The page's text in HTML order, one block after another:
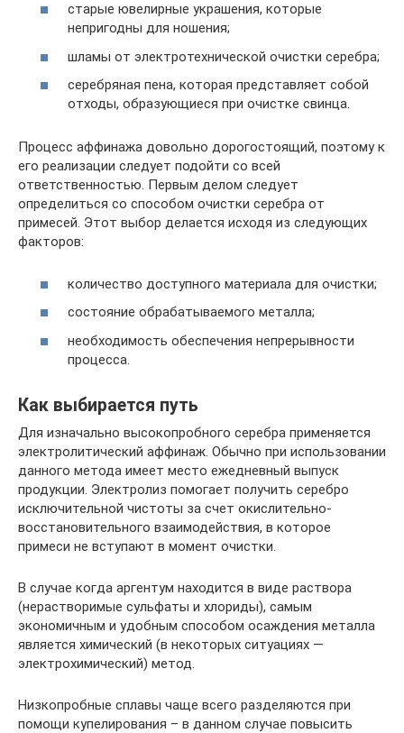
старые ювелирные украшения, которые
непригодны для ношения;
шламы от электротехнической очистки серебра;
серебряная пена, которая представляет собой
отходы, образующиеся при очистке свинца.
Процесс аффинажа довольно дорогостоящий, поэтому к
его реализации следует подойти со всей
ответственностью. Первым делом следует
определиться со способом очистки серебра от
примесей. Этот выбор делается исходя из следующих
факторов:
количество доступного материала для очистки;
состояние обрабатываемого металла;
необходимость обеспечения непрерывности
процесса.
Как выбирается путь
Для изначально высокопробного серебра применяется
электролитический аффинаж. Обычно при использовании
данного метода имеет место ежедневный выпуск
продукции. Электролиз помогает получить серебро
исключительной чистоты за счет окислительно-
восстановительного взаимодействия, в которое
примеси не вступают в момент очистки.
В случае когда аргентум находится в виде раствора
(нерастворимые сульфаты и хлориды), самым
экономичным и удобным способом осаждения металла
является химический (в некоторых ситуациях —
электрохимический) метод.
Низкопробные сплавы чаще всего разделяются при
помощи купелирования – в данном случае повысить